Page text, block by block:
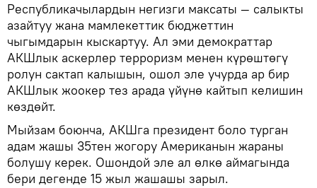
Республикачылардын негизги максаты — салыкты
азайтуу жана мамлекеттик бюджеттин
чыгымдарын кыскартуу. Ал эми демократтар
АКШлык аскерлер терроризм менен күрөштөгү
ролун сактап калышын, ошол эле учурда ар бир
АКШлык жоокер тез арада үйүнө кайтып келишин
көздөйт.
Мыйзам боюнча, АКШга президент боло турган
адам жашы 35тен жогору Американын жараны
болушу керек. Ошондой эле ал өлкө аймагында
бери дегенде 15 жыл жашашы зарыл.